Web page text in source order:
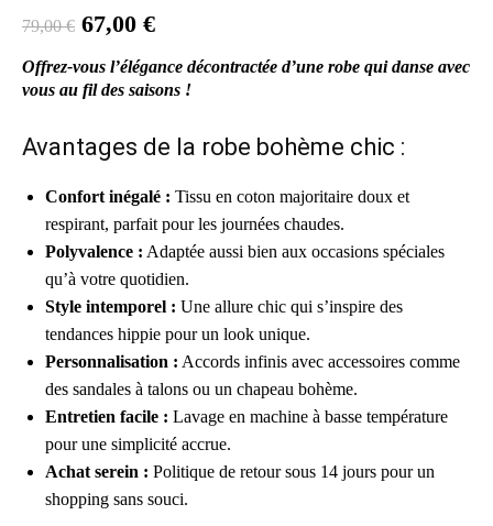
79,00€ Le
initial
était :
67,00 €Le
actuel
est :
Offrez-vous l’élégance décontractée d’une robe qui danse avec
vous au fil des saisons !
Avantages de la robe bohème chic :
Confort inégalé : Tissu en coton majoritaire doux et
respirant, parfait pour les journées chaudes.
Polyvalence : Adaptée aussi bien aux occasions spéciales
qu’à votre quotidien.
Style intemporel : Une allure chic qui s’inspire des
tendances hippie pour un look unique.
Personnalisation : Accords infinis avec accessoires comme
des sandales à talons ou un chapeau bohème.
Entretien facile : Lavage en machine à basse température
pour une simplicité accrue.
Achat serein : Politique de retour sous 14 jours pour un
shopping sans souci.